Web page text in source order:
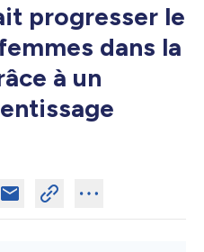
progresser le
dans la
à un